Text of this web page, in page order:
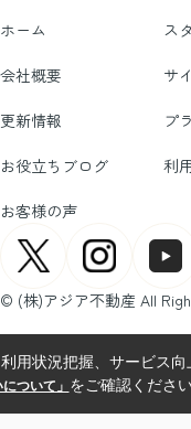
ホーム ス
会社概要 サ
更新情報 プ
お役立ちブログ 利
お客様の声
© (株)アジア不動産 All
用状況把握、サービス
ついて」 をご確認ください